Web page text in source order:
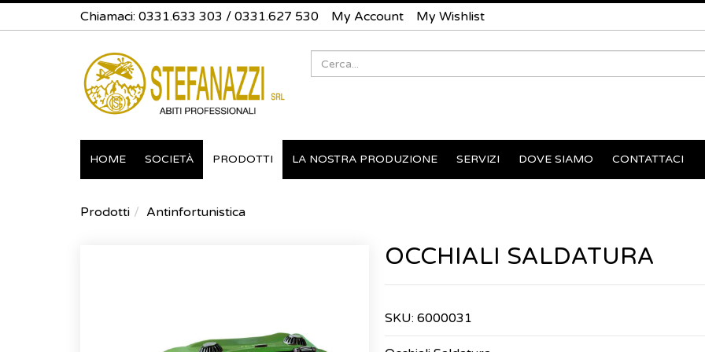
Chiamaci: 0331.633 303 / 0331.627 530 My Account My Wishlist
Search
HOME SOCIETÀ PRODOTTI LA NOSTRA PRODUZIONE SERVIZI DOVE SIAMO CONTATTACI
Prodotti Antinfortunistica
OCCHIALI SALDATURA
SKU: 6000031